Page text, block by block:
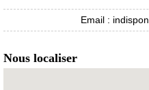
Email :
Nous localiser